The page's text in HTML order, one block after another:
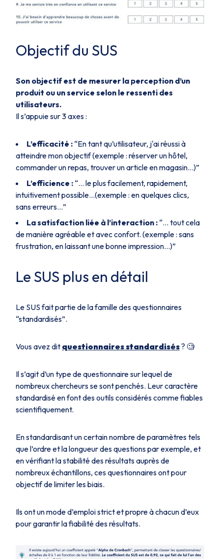
Objectif du SUS
Son objectif est de mesurer la perception d’un
produit ou un service selon le ressenti des
utilisateurs.
Il s’appuie sur 3 axes :
L’efficacité : “En tant qu’utilisateur, j'ai réussi à
atteindre mon objectif (exemple : réserver un hôtel,
commander un repas, trouver un article en magasin…)”
L’efficience : “... le plus facilement, rapidement,
intuitivement possible…(exemple : en quelques clics,
sans erreurs…”
La satisfaction liée à l’interaction : “... tout cela
de manière agréable et avec confort. (exemple : sans
frustration, en laissant une bonne impression…)”
Le SUS plus en détail
Le SUS fait partie de la famille des questionnaires
“standardisés”.
Vous avez dit questionnaires standardisés? 🧐
Il s’agit d’un type de questionnaire sur lequel de
nombreux chercheurs se sont penchés. Leur caractère
standardisé en font des outils considérés comme fiables
scientifiquement.
En standardisant un certain nombre de paramètres tels
que l’ordre et la longueur des questions par exemple, et
en vérifiant la stabilité des résultats auprès de
nombreux échantillons, ces questionnaires ont pour
objectif de limiter les biais.
Ils ont un mode d’emploi strict et propre à chacun d’eux
pour garantir la fiabilité des résultats.